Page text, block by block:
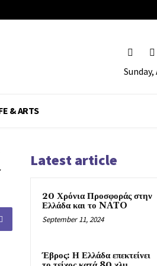
& ARTS
Latest article
20 Χρόνια Προσφοράς στην
Ελλάδα και το NATO
September 11, 2024
Έβρος: Η Ελλάδα επεκτείνει